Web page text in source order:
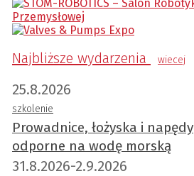
Najbliższe wydarzenia wiecej
25.8.2026
szkolenie
Prowadnice, łożyska i napędy
odporne na wodę morską
31.8.2026-2.9.2026